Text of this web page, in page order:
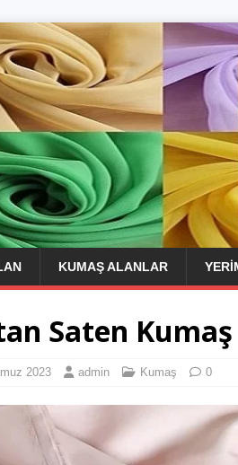
KUMAŞ ALANLAR
Saten Kumaş
2023 admin Kumaş 0